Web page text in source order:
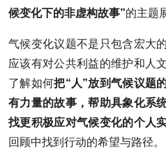
候变化下的非虚构故事”的主题
气候变化议题不是只包含宏大
应该有对公共利益的维护和人
了解如何把“人”放到气候议题
有力量的故事，帮助具象化系
找更积极应对气候变化的个人
回顾中找到行动的希望与路径。